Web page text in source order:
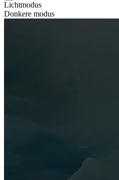
Lichtmodus
Donkere modus